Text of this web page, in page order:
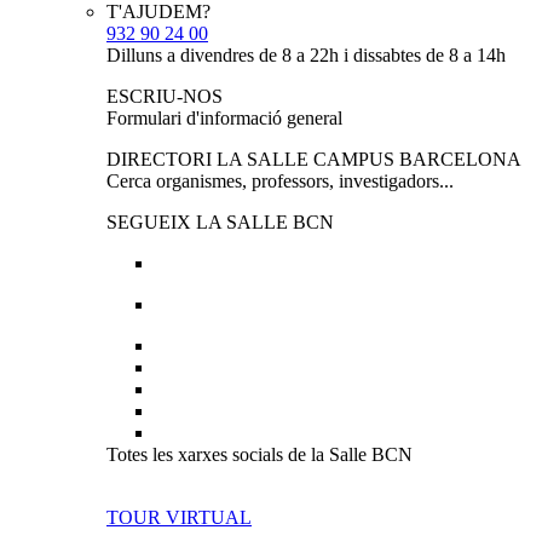
T'AJUDEM?
932 90 24 00
Dilluns a divendres de 8 a 22h i dissabtes de 8 a 14h
ESCRIU-NOS
Formulari d'informació general
DIRECTORI LA SALLE CAMPUS BARCELONA
Cerca organismes, professors, investigadors...
SEGUEIX LA SALLE BCN
Totes les xarxes socials de la Salle BCN
TOUR VIRTUAL